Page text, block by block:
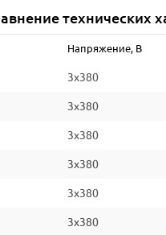
технических
Напряжение, В
3x380
3x380
3x380
3x380
3x380
3x380